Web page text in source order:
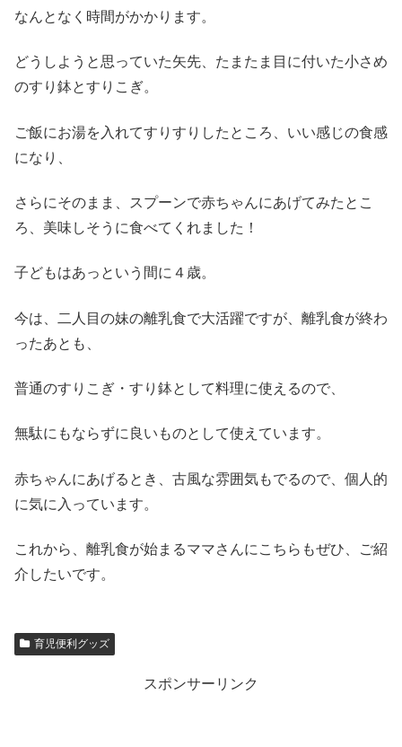
なんとなく時間がかかります。
どうしようと思っていた矢先、たまたま目に付いた小さめ
のすり鉢とすりこぎ。
ご飯にお湯を入れてすりすりしたところ、いい感じの食感
になり、
さらにそのまま、スプーンで赤ちゃんにあげてみたとこ
ろ、美味しそうに食べてくれました！
子どもはあっという間に４歳。
今は、二人目の妹の離乳食で大活躍ですが、離乳食が終わ
ったあとも、
普通のすりこぎ・すり鉢として料理に使えるので、
無駄にもならずに良いものとして使えています。
赤ちゃんにあげるとき、古風な雰囲気もでるので、個人的
に気に入っています。
これから、離乳食が始まるママさんにこちらもぜひ、ご紹
介したいです。
育児便利グッズ
スポンサーリンク